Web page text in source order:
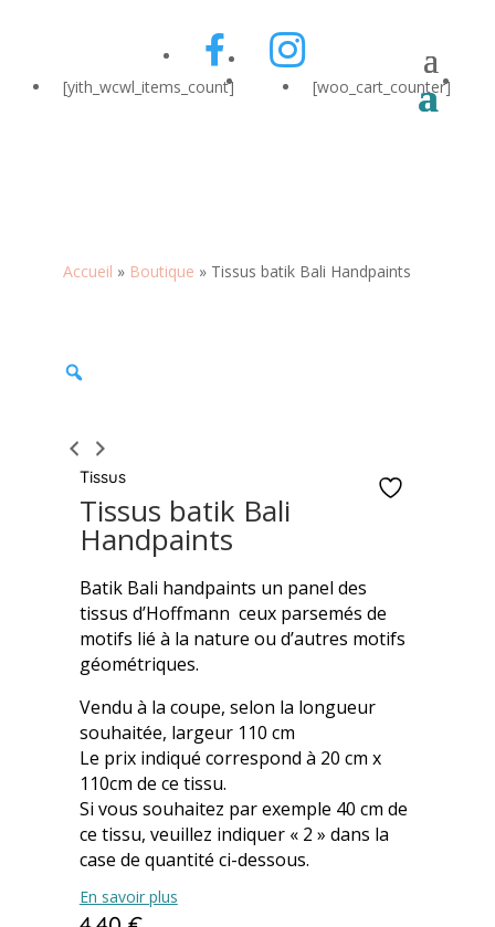
[yith_wcwl_items_count] [woo_cart_counter]
Accueil » Boutique » Tissus batik Bali Handpaints
Tissus
Tissus batik Bali
Handpaints
Batik Bali handpaints un panel des
tissus d’Hoffmann ceux parsemés de
motifs lié à la nature ou d’autres motifs
géométriques.
Vendu à la coupe, selon la longueur
souhaitée, largeur 110 cm
Le prix indiqué correspond à 20 cm x
110cm de ce tissu.
Si vous souhaitez par exemple 40 cm de
ce tissu, veuillez indiquer « 2 » dans la
case de quantité ci-dessous.
En savoir plus